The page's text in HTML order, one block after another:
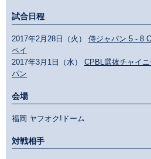
試合日程
2017年2月28日（火） 侍ジャパン 5 - 8
ペイ
2017年3月1日（水） CPBL選抜チャイ
パン
会場
福岡 ヤフオク!ドーム
対戦相手